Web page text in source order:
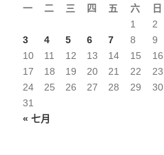
一
二 三 四 五 六 日
« 七月
1
2
3
4 5 6 7 8
9
10
11 12 13 14 15
16
17
18 19 20 21 22
23
24
25 26 27 28 29
30
31